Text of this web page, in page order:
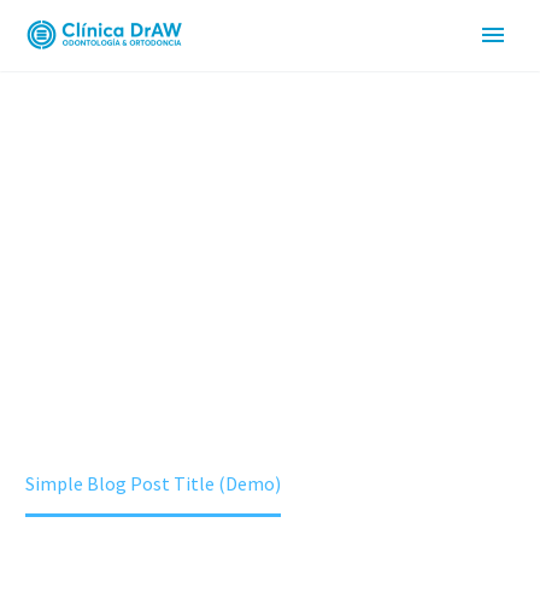
Simple Blog Post Title (Demo)